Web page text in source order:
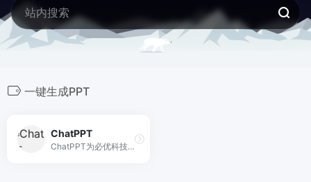
一键生成PPT
ChatPPT
ChatPPT为必优科技旗下国内AI生成PPT的办公产品，基于AI Chat指令式内容生成与创作，辅助职场办公人工更高效去创作PPT文档，目前接入超过350+指令集，可以在1分钟内完成全篇PPT生成、设计与排版。